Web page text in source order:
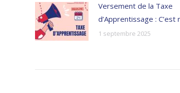
Versement de la Taxe
d’Apprentissage : C’est
1 septembre 2025